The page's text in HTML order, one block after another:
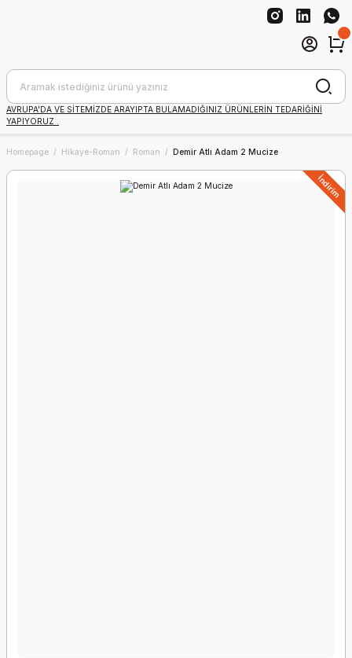
AVRUPA'DA VE SİTEMİZDE ARAYIPTA BULAMADIĞINIZ ÜRÜNLERİN TEDARİĞİNİ
YAPIYORUZ .
Homepage Hikaye-Roman Roman Demir Atlı Adam 2 Mucize
İndirim